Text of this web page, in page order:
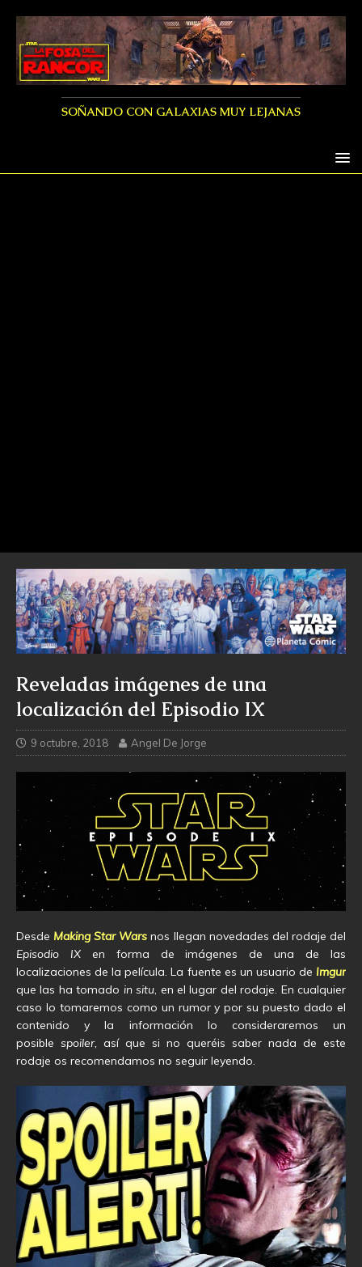
SOÑANDO CON GALAXIAS MUY LEJANAS
Reveladas imágenes de una
localización del Episodio IX
9 octubre, 2018 Angel De Jorge
Desde Making Star Wars nos llegan novedades del rodaje del
Episodio IXen forma de imágenes de una de las
localizaciones de la película. La fuente es un usuario de Imgur
que las ha tomado in situ, en el lugar del rodaje. En cualquier
caso lo tomaremos como un rumor y por su puesto dado el
contenido y la información lo consideraremos un
posible spoiler, así que si no queréis saber nada de este
rodaje os recomendamos no seguir leyendo.